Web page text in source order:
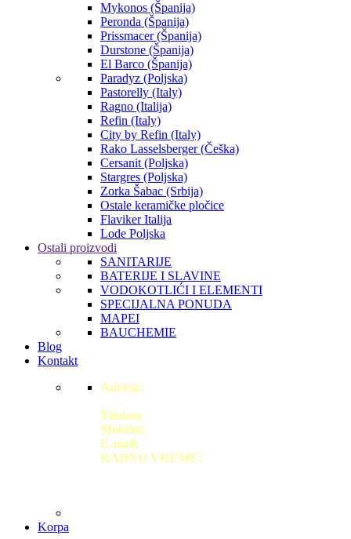
Mykonos (Španija)
Peronda (Španija)
Prissmacer (Španija)
Durstone (Španija)
El Barco (Španija)
Paradyz (Poljska)
Pastorelly (Italy)
Ragno (Italija)
Refin (Italy)
City by Refin (Italy)
Rako Lasselsberger (Češka)
Cersanit (Poljska)
Stargres (Poljska)
Zorka Šabac (Srbija)
Ostale keramičke pločice
Flaviker Italija
Lode Poljska
Ostali proizvodi
SANITARIJE
BATERIJE I SLAVINE
VODOKOTLIĆI I ELEMENTI
SPECIJALNA PONUDA
MAPEI
BAUCHEMIE
Blog
Kontakt
Adresa:
Telefon:
Mobilni:
E-mail:
RADNO VREME:
Korpa